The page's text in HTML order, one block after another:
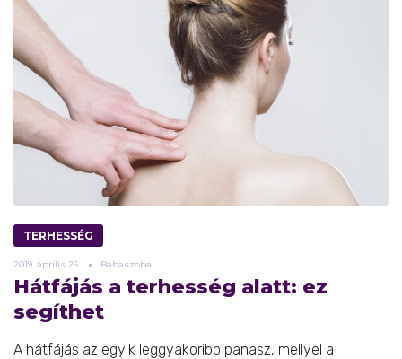
TERHESSÉG
2019. április 26. Babaszoba
Hátfájás a terhesség alatt: ez
segíthet
A hátfájás az egyik leggyakoribb panasz, mellyel a